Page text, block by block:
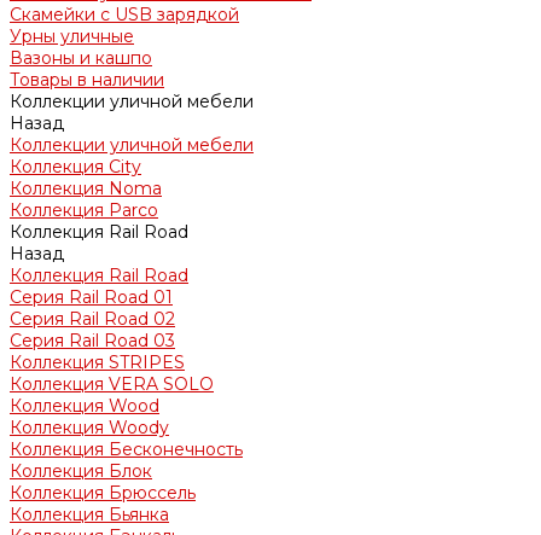
Скамейки с USB зарядкой
Урны уличные
Вазоны и кашпо
Товары в наличии
Коллекции уличной мебели
Назад
Коллекции уличной мебели
Коллекция City
Коллекция Noma
Коллекция Parco
Коллекция Rail Road
Назад
Коллекция Rail Road
Серия Rail Road 01
Серия Rail Road 02
Серия Rail Road 03
Коллекция STRIPES
Коллекция VERA SOLO
Коллекция Wood
Коллекция Woody
Коллекция Бесконечность
Коллекция Блок
Коллекция Брюссель
Коллекция Бьянка